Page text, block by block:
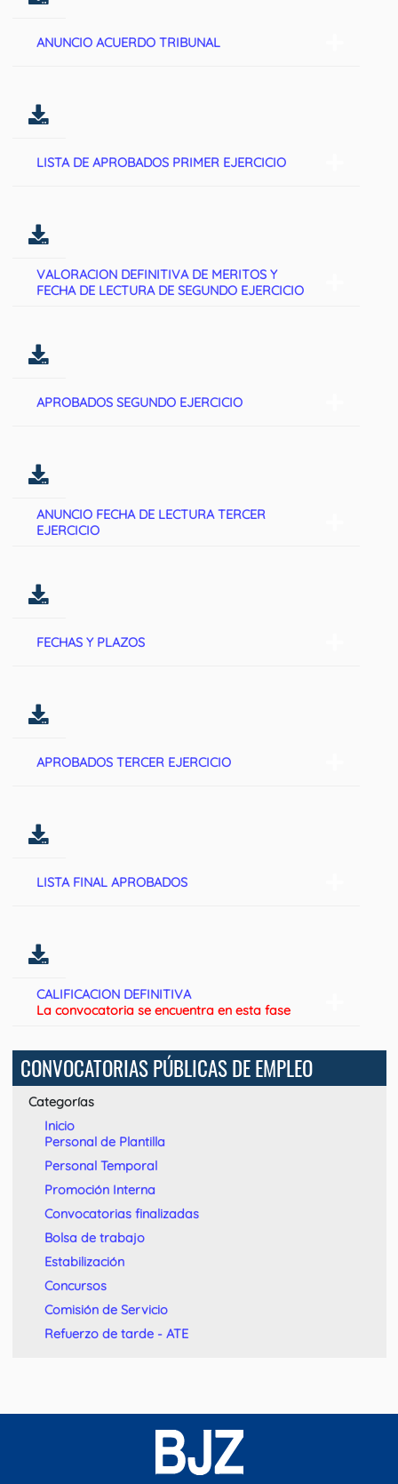
ANUNCIO ACUERDO TRIBUNAL
LISTA DE APROBADOS PRIMER EJERCICIO
VALORACION DEFINITIVA DE MERITOS Y
FECHA DE LECTURA DE SEGUNDO EJERCICIO
APROBADOS SEGUNDO EJERCICIO
ANUNCIO FECHA DE LECTURA TERCER
EJERCICIO
FECHAS Y PLAZOS
APROBADOS TERCER EJERCICIO
LISTA FINAL APROBADOS
CALIFICACION DEFINITIVA
La convocatoria se encuentra en esta fase
CONVOCATORIAS PÚBLICAS DE EMPLEO
Categorías
Inicio
Personal de Plantilla
Personal Temporal
Promoción Interna
Convocatorias finalizadas
Bolsa de trabajo
Estabilización
Concursos
Comisión de Servicio
Refuerzo de tarde - ATE